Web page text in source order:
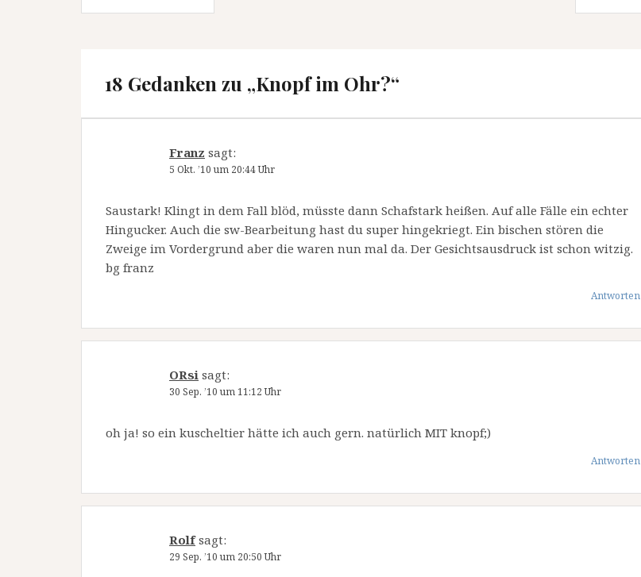
18 Gedanken zu „Knopf im Ohr?“
Franz sagt:
5 Okt. ’10 um 20:44 Uhr
Saustark! Klingt in dem Fall blöd, müsste dann Schafstark heißen. Auf alle Fälle ein echter
Hingucker. Auch die sw-Bearbeitung hast du super hingekriegt. Ein bischen stören die
Zweige im Vordergrund aber die waren nun mal da. Der Gesichtsausdruck ist schon witzig.
bg franz
Antworten
ORsi sagt:
30 Sep. ’10 um 11:12 Uhr
oh ja! so ein kuscheltier hätte ich auch gern. natürlich MIT knopf;)
Antworten
Rolf sagt:
29 Sep. ’10 um 20:50 Uhr